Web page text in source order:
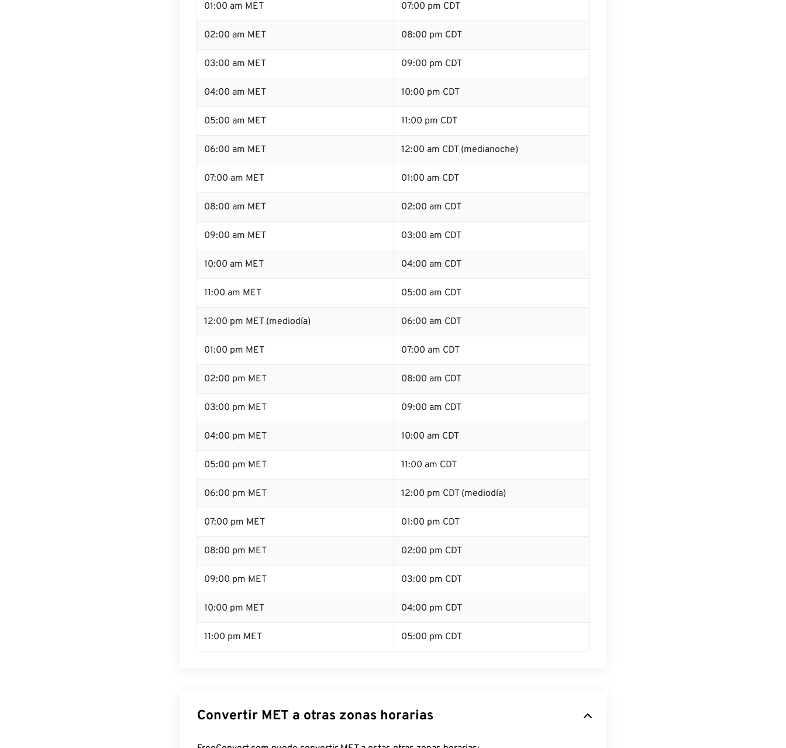
01:00 am MET 07:00 pm CDT
02:00 am MET 08:00 pm CDT
03:00 am MET 09:00 pm CDT
04:00 am MET 10:00 pm CDT
05:00 am MET 11:00 pm CDT
06:00 am MET 12:00 am CDT (medianoche)
07:00 am MET 01:00 am CDT
08:00 am MET 02:00 am CDT
09:00 am MET 03:00 am CDT
10:00 am MET 04:00 am CDT
11:00 am MET 05:00 am CDT
12:00 pm MET (mediodía) 06:00 am CDT
01:00 pm MET 07:00 am CDT
02:00 pm MET 08:00 am CDT
03:00 pm MET 09:00 am CDT
04:00 pm MET 10:00 am CDT
05:00 pm MET 11:00 am CDT
06:00 pm MET 12:00 pm CDT (mediodía)
07:00 pm MET 01:00 pm CDT
08:00 pm MET 02:00 pm CDT
09:00 pm MET 03:00 pm CDT
10:00 pm MET 04:00 pm CDT
11:00 pm MET 05:00 pm CDT
Convertir MET a otras zonas horarias